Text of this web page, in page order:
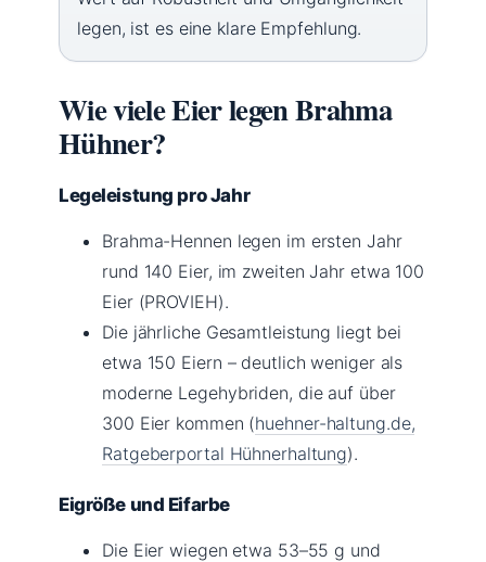
legen, ist es eine klare Empfehlung.
Wie viele Eier legen Brahma
Hühner?
Legeleistung pro Jahr
Brahma-Hennen legen im ersten Jahr
rund 140 Eier, im zweiten Jahr etwa 100
Eier (PROVIEH).
Die jährliche Gesamtleistung liegt bei
etwa 150 Eiern – deutlich weniger als
moderne Legehybriden, die auf über
300 Eier kommen (huehner-haltung.de,
Ratgeberportal Hühnerhaltung).
Eigröße und Eifarbe
Die Eier wiegen etwa 53–55 g und